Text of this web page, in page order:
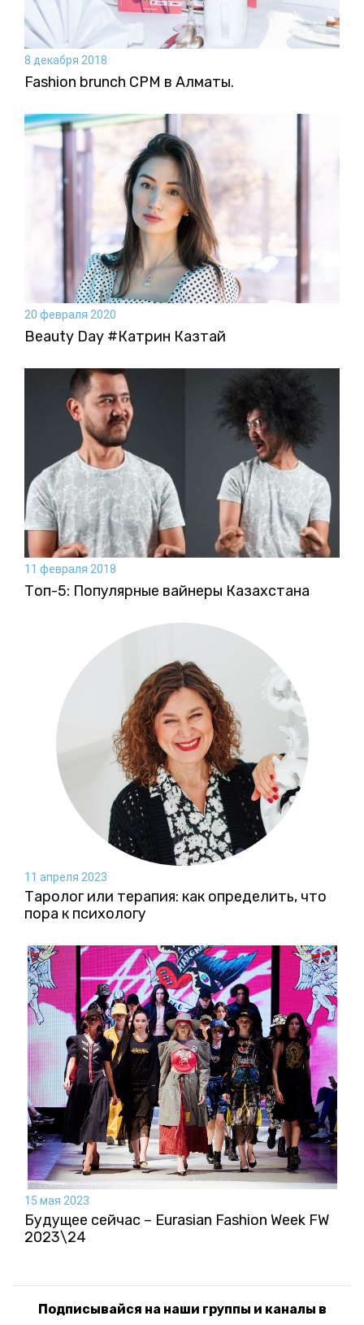
8 декабря 2018
Fashion brunch CPM в Алматы.
20 февраля 2020
Beauty Day #Катрин Казтай
11 февраля 2018
Топ-5: Популярные вайнеры Казахстана
11 апреля 2023
Таролог или терапия: как определить, что
пора к психологу
15 мая 2023
Будущее сейчас – Eurasian Fashion Week FW
2023\24
Подписывайся на наши группы и каналы в